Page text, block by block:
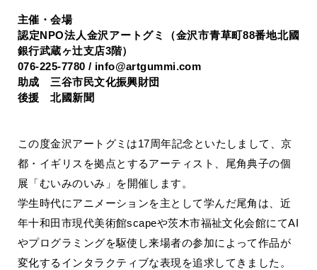
主催・会場
認定NPO法人金沢アートグミ（金沢市青草町88番地北國
銀行武蔵ヶ辻支店3階）
076-225-7780 / info@artgummi.com
助成 三谷市民文化振興財団
後援 北國新聞
この度金沢アートグミは17周年記念といたしまして、京
都・ イギリスを拠点とするアーティスト、尾角典子の個
展「むいみのいみ」を開催します。
学生時代にアニメーションを主として学んだ尾角は、 近
年十和田市現代美術館scapeや茨木市福祉文化会館にてAI
やプログラミングを駆使し来場者の参加によって作品が
変化するイ ンタラクティブな表現を追求してきました。